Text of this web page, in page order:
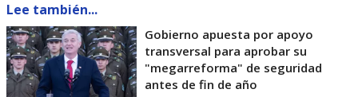
Lee también...
Gobierno apuesta por apoyo
transversal para aprobar su
"megarreforma" de seguridad
antes de fin de año